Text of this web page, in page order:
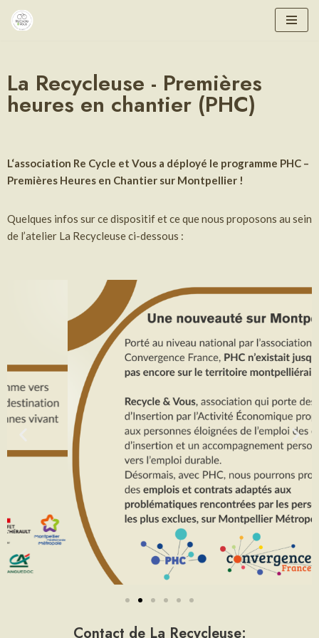
contenu
La Recycleuse - Premières
heures en chantier (PHC)
L‘association Re Cycle et Vous a déployé le programme PHC –
Premières Heures en Chantier sur Montpellier !
Quelques infos sur ce dispositif et ce que nous proposons au sein
de l’atelier La Recycleuse ci-dessous :
Contact de La Recycleuse: